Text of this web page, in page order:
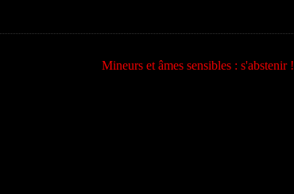
Mineurs et âmes sensibles : s'abstenir !